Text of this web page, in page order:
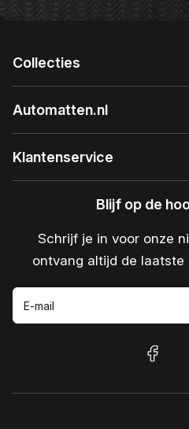
Collecties
Automatten.nl
Klantenservice
Blijf op de
Schrijf je in voor onze
ontvang altijd de laatste
E-mail
facebook